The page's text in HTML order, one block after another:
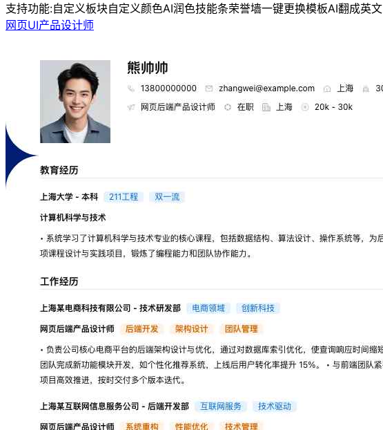
支持功能:自定义板块自定义颜色AI润色技能条荣誉墙一键更换模板AI翻成英文
网页UI产品设计师